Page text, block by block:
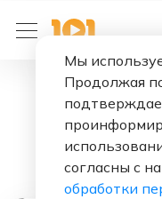
Мы
Продолжая
согласны с
обработки